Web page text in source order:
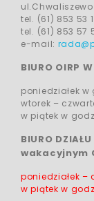
ul.Chwaliszewo
tel. (61) 853 53
tel. (61) 853 57
e-mail:
BIURO OIRP
poniedziałek w
wtorek –
w piątek w
BIURO
wakacyjnym
poniedziałek –
w piątek w